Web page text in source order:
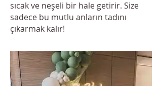
sıcak ve neşeli bir hale getirir. Size
sadece bu mutlu anların tadını
çıkarmak kalır!